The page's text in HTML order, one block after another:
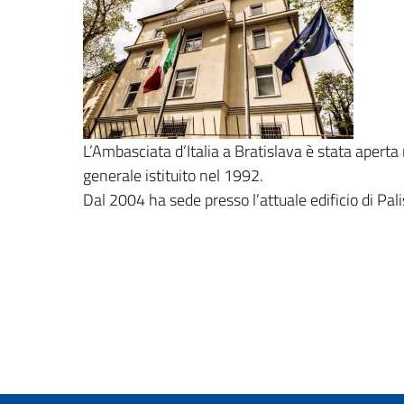
L’Ambasciata d’Italia a Bratislava è stata
generale istituito nel 1992.
Dal 2004 ha sede presso l’attuale edificio di